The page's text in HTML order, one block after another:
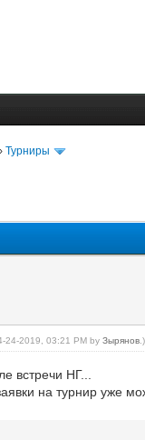
›Турниры
24-2019, 03:21 PM byЗырянов .)
встречи НГ...
на турнир уже